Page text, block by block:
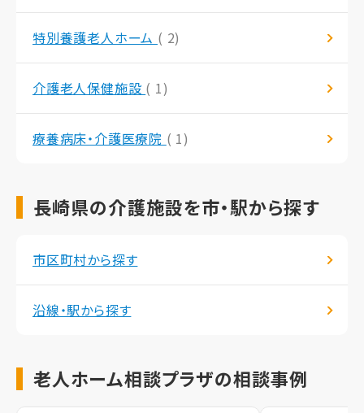
特別養護老人ホーム ( 2)
介護老人保健施設 ( 1)
療養病床・介護医療院 ( 1)
長崎県の介護施設を市・駅から探す
市区町村から探す
沿線・駅から探す
老人ホーム相談プラザの相談事例